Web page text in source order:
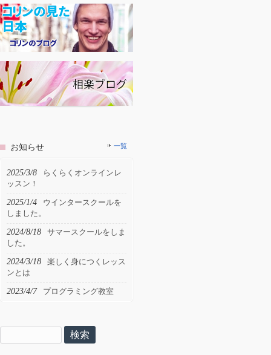
お知らせ 一覧
2025/3/8
らくらくオンラインレ
ッスン！
2025/1/4
ウインタースクールを
しました。
2024/8/18
サマースクールをしま
した。
2024/3/18
楽しく身につくレッス
ンとは
2023/4/7 プログラミング教室
索: